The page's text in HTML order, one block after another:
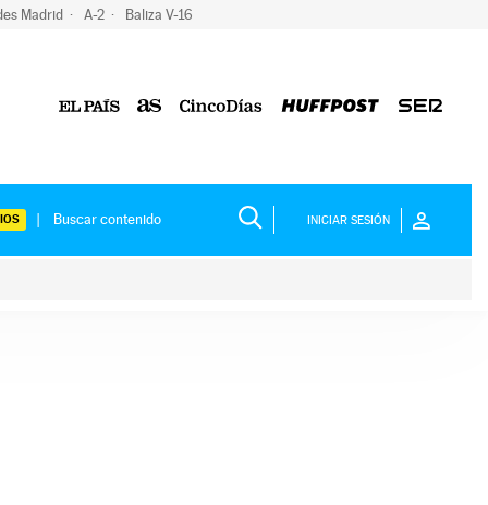
Madrid A-2 Baliza V-16
INICIAR SESIÓN